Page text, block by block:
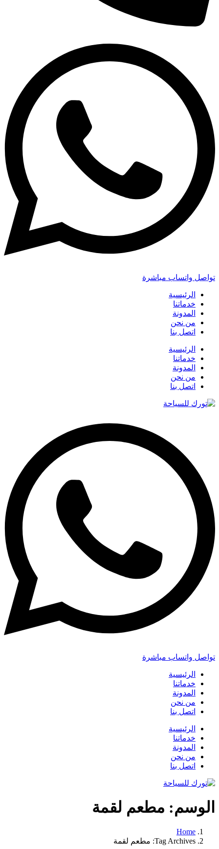
تواصل واتساب مباشرة
الرئيسية
خدماتنا
المدونة
من نحن
اتصل بنا
الرئيسية
خدماتنا
المدونة
من نحن
اتصل بنا
تواصل واتساب مباشرة
الرئيسية
خدماتنا
المدونة
من نحن
اتصل بنا
الرئيسية
خدماتنا
المدونة
من نحن
اتصل بنا
الوسم: مطعم لقمة
Home
Tag Archives: مطعم لقمة